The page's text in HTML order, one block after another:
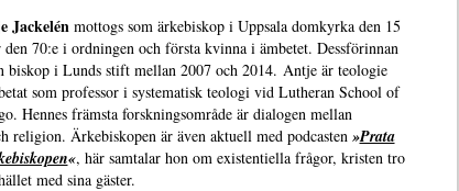
Jackelén mottogs som ärkebiskop i Uppsala domkyrka den 15
70:e i ordningen och första kvinna i ämbetet. Dessförinnan
biskop i Lunds stift mellan 2007 och 2014. Antje är teologie
som professor i systematisk teologi vid Lutheran School of
Hennes främsta forskningsområde är dialogen mellan
religion. Ärkebiskopen är även aktuell med podcasten »Prata
«, här samtalar hon om existentiella frågor, kristen tro
med sina gäster.